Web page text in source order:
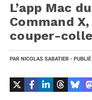
L’app Mac
Command
couper-
PAR NICOLAS SABATIER - PUBLIÉ